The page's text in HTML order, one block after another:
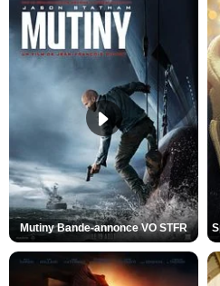
Mutiny Bande-annonce VO STFR